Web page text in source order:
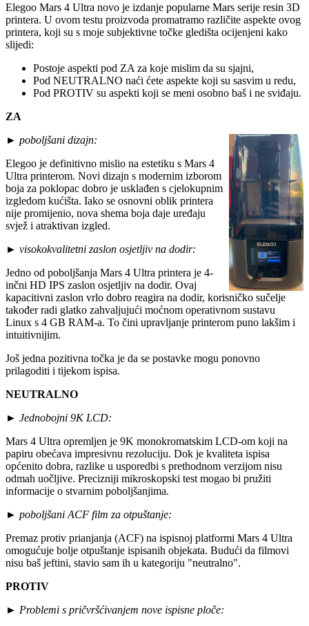
Elegoo Mars 4 Ultra novo je izdanje popularne Mars serije resin 3D
printera. U ovom testu proizvoda promatramo različite aspekte ovog
printera, koji su s moje subjektivne točke gledišta ocijenjeni kako
slijedi:
Postoje aspekti pod ZA za koje mislim da su sjajni,
Pod NEUTRALNO naći ćete aspekte koji su sasvim u redu,
Pod PROTIV su aspekti koji se meni osobno baš i ne sviđaju.
ZA
► poboljšani dizajn:
Elegoo je definitivno mislio na estetiku s Mars 4
Ultra printerom. Novi dizajn s modernim izborom
boja za poklopac dobro je usklađen s cjelokupnim
izgledom kućišta. Iako se osnovni oblik printera
nije promijenio, nova shema boja daje uređaju
svjež i atraktivan izgled.
► visokokvalitetni zaslon osjetljiv na dodir:
Jedno od poboljšanja Mars 4 Ultra printera je 4-
inčni HD IPS zaslon osjetljiv na dodir. Ovaj
kapacitivni zaslon vrlo dobro reagira na dodir, korisničko sučelje
također radi glatko zahvaljujući moćnom operativnom sustavu
Linux s 4 GB RAM-a. To čini upravljanje printerom puno lakšim i
intuitivnijim.
Još jedna pozitivna točka je da se postavke mogu ponovno
prilagoditi i tijekom ispisa.
NEUTRALNO
► Jednobojni 9K LCD:
Mars 4 Ultra opremljen je 9K monokromatskim LCD-om koji na
papiru obećava impresivnu rezoluciju. Dok je kvaliteta ispisa
općenito dobra, razlike u usporedbi s prethodnom verzijom nisu
odmah uočljive. Precizniji mikroskopski test mogao bi pružiti
informacije o stvarnim poboljšanjima.
► poboljšani ACF film za otpuštanje:
Premaz protiv prianjanja (ACF) na ispisnoj platformi Mars 4 Ultra
omogućuje bolje otpuštanje ispisanih objekata. Budući da filmovi
nisu baš jeftini, stavio sam ih u kategoriju "neutralno".
PROTIV
► Problemi s pričvršćivanjem nove ispisne ploče: